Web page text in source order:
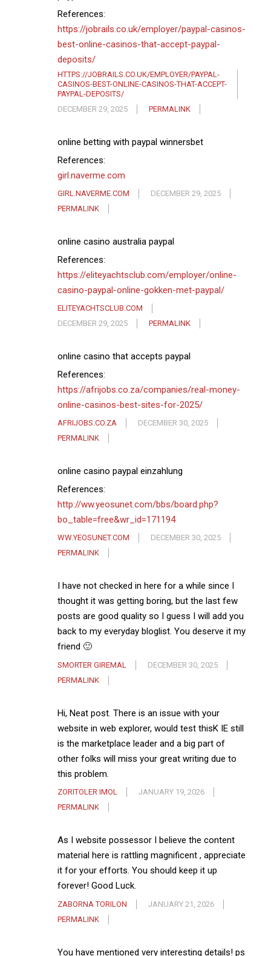
References:
https://jobrails.co.uk/employer/paypal-casinos-
best-online-casinos-that-accept-paypal-
deposits/
HTTPS://JOBRAILS.CO.UK/EMPLOYER/PAYPAL-
CASINOS-BEST-ONLINE-CASINOS-THAT-ACCEPT-
PAYPAL-DEPOSITS/
DECEMBER 29, 2025
PERMALINK
online betting with paypal winnersbet
References:
girl.naverme.com
GIRL.NAVERME.COM
DECEMBER 29, 2025
PERMALINK
online casino australia paypal
References:
https://eliteyachtsclub.com/employer/online-
casino-paypal-online-gokken-met-paypal/
ELITEYACHTSCLUB.COM
DECEMBER 29, 2025
PERMALINK
online casino that accepts paypal
References:
https://afrijobs.co.za/companies/real-money-
online-casinos-best-sites-for-2025/
AFRIJOBS.CO.ZA
DECEMBER 30, 2025
PERMALINK
online casino paypal einzahlung
References:
http://ww.yeosunet.com/bbs/board.php?
bo_table=free&wr_id=171194
WW.YEOSUNET.COM
DECEMBER 30, 2025
PERMALINK
I have not checked in here for a while since I
thought it was getting boring, but the last few
posts are good quality so I guess I will add you
back to my everyday bloglist. You deserve it my
friend 🙂
SMORTER GIREMAL
DECEMBER 30, 2025
PERMALINK
Hi, Neat post. There is an issue with your
website in web explorer, would test thisK IE still
is the marketplace leader and a big part of
other folks will miss your great writing due to
this problem.
ZORITOLER IMOL
JANUARY 19, 2026
PERMALINK
As I website possessor I believe the content
material here is rattling magnificent , appreciate
it for your efforts. You should keep it up
forever! Good Luck.
ZABORNA TORILON
JANUARY 21, 2026
PERMALINK
You have mentioned very interesting details! ps